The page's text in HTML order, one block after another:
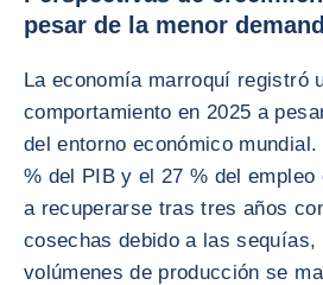
pesar de la menor
La economía marroquí registró
comportamiento en 2025 a
del entorno económico
% del PIB y el 27 % del empleo
a recuperarse tras tres años
cosechas debido a las sequías,
volúmenes de producción se